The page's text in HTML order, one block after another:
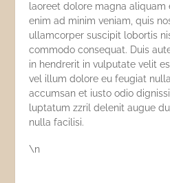
laoreet dolore magna
enim ad minim veniam, quis
ullamcorper suscipit lobortis
commodo consequat. Duis
in hendrerit in vulputate velit
vel illum dolore eu feugiat
accumsan et iusto odio
luptatum zzril delenit augue
nulla facilisi.
\n